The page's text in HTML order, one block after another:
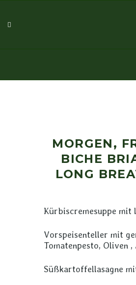
MORGEN,
BICHE
ONG
Kürbiscremesuppe
Vorspeisenteller mit
Tomatenpesto, Oliven
Süßkartoffellasagne